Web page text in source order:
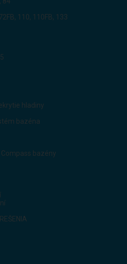
110, 110FB, 133
hladiny
bazéna
bazény